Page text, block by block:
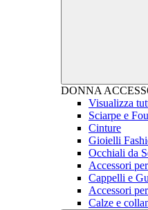
DONNA
Visualizza
Sciarpe e
Cinture
Gioielli
Occhiali da
Accessori
Cappelli e
Accessori
Calze e